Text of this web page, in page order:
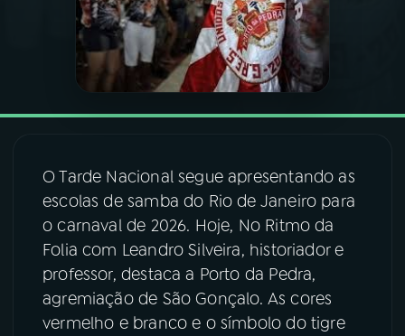
PROGRAMAÇÃO
PROGRAMAS
06 VIDEOCASTS
07ÚLTIMAS
FESTIVAL DE MÚSICA
O Tarde Nacional segue apresentando as
escolas de samba do Rio de Janeiro para
o carnaval de 2026. Hoje, No Ritmo da
Folia com Leandro Silveira, historiador e
professor, destaca a Porto da Pedra,
agremiação de São Gonçalo. As cores
vermelho e branco e o símbolo do tigre